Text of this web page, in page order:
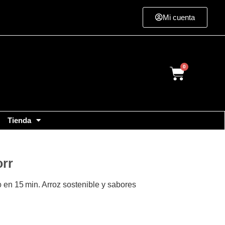
Mi cuenta
Cart
Tienda
15 min. Arroz sostenible y sabores